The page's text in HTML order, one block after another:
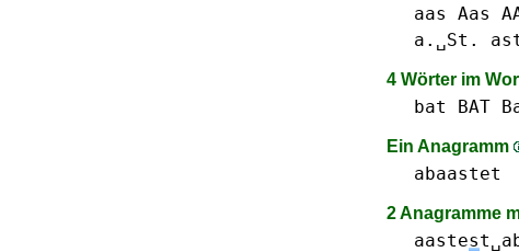
aas Aas
a.␣St.
4 Wörter im
bat BAT
Ein Anagramm
abaastet
2 Anagramme
aastes